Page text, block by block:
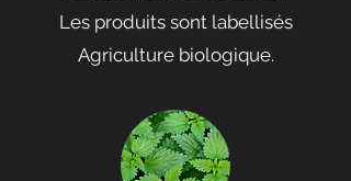
Les produits sont labellisés
Agriculture biologique.